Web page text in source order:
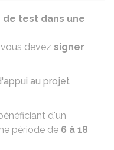
test dans une
devez signer
au projet
d'un
période de 6 à 18